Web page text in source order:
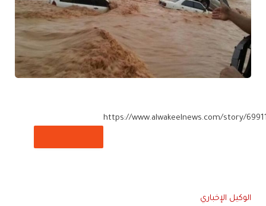
https://www.alwakeelnews.com/story/
الوكيل الإخباري